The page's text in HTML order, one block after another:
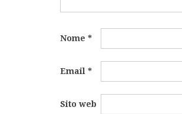
Nome *
Email *
Sito web